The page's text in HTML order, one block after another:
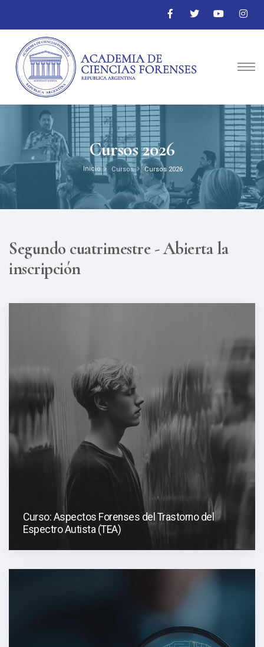
Inicio Cursos Cursos 2026
Cursos 2026
Segundo cuatrimestre - Abierta la
inscripción
Curso: Aspectos Forenses del Trastorno del
Espectro Autista (TEA)